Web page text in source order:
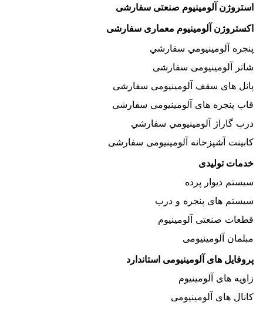
استروژن آلومینیوم صنعتی سفارشی
اکستروژن آلومینیوم معماری سفارشی
پنجره آلومينيومي سفارشي
شاتر آلومینیومی سفارشی
پانل های سقف آلومینیومی سفارشی
قاب پنجره های آلومینیومی سفارشی
درب گاراژ آلومينيومي سفارشي
کابینت آشپزخانه آلومینیومی سفارشی
خدمات تولیدی
سیستم دیوار پرده
سیستم های پنجره و درب
قطعات صنعتی آلومینیوم
مبلمان آلومینیومی
پروفایل های آلومینیومی استاندارد
زاویه های آلومینیوم
کانال های آلومینیومی